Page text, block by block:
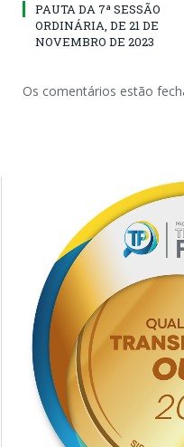
PAUTA DA 7ª SESSÃO
ORDINÁRIA, DE 21 DE
NOVEMBRO DE 2023
Os comentários estão